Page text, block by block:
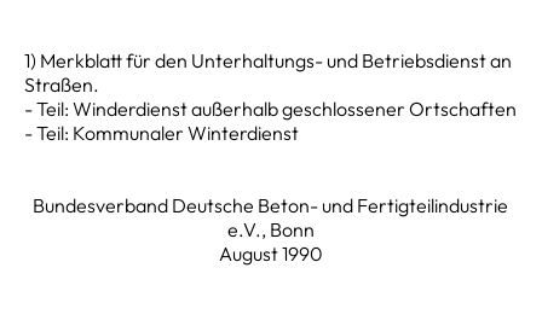
1) Merkblatt für den Unterhaltungs- und Betriebsdienst an
Straßen.
- Teil: Winderdienst außerhalb geschlossener Ortschaften
- Teil: Kommunaler Winterdienst
Bundesverband Deutsche Beton- und Fertigteilindustrie
e.V., Bonn
August 1990